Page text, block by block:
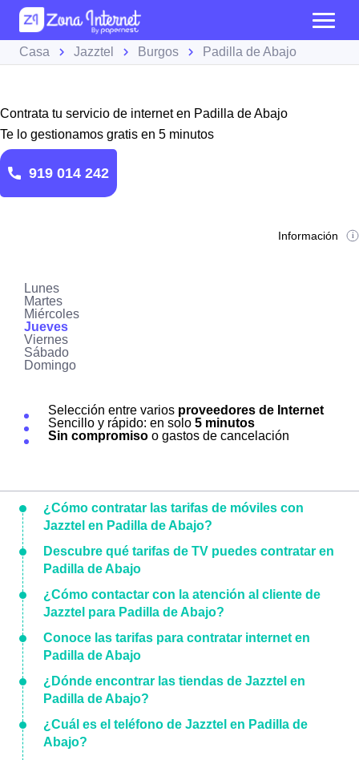
Casa Jazztel Burgos Padilla de Abajo
Contrata tu servicio de internet en Padilla de Abajo
Te lo gestionamos gratis en 5 minutos
919 014 242
Información
Lunes
Martes
Miércoles
Jueves
Viernes
Sábado
Domingo
Selección entre varios proveedores de Internet
Sencillo y rápido: en solo 5 minutos
Sin compromiso o gastos de cancelación
¿Cómo contratar las tarifas de móviles con
Jazztel en Padilla de Abajo?
Descubre qué tarifas de TV puedes contratar en
Padilla de Abajo
¿Cómo contactar con la atención al cliente de
Jazztel para Padilla de Abajo?
Conoce las tarifas para contratar internet en
Padilla de Abajo
¿Dónde encontrar las tiendas de Jazztel en
Padilla de Abajo?
¿Cuál es el teléfono de Jazztel en Padilla de
Abajo?